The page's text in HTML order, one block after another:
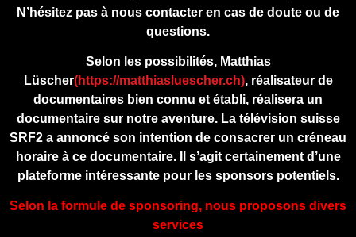
N’hésitez pas à nous contacter en cas de doute ou de
questions.
Selon les possibilités, Matthias
Lüscher(https://matthiasluescher.ch), réalisateur de
documentaires bien connu et établi, réalisera un
documentaire sur notre aventure. La télévision suisse
SRF2 a annoncé son intention de consacrer un créneau
horaire à ce documentaire. Il s’agit certainement d’une
plateforme intéressante pour les sponsors potentiels.
Selon la formule de sponsoring, nous proposons divers
services